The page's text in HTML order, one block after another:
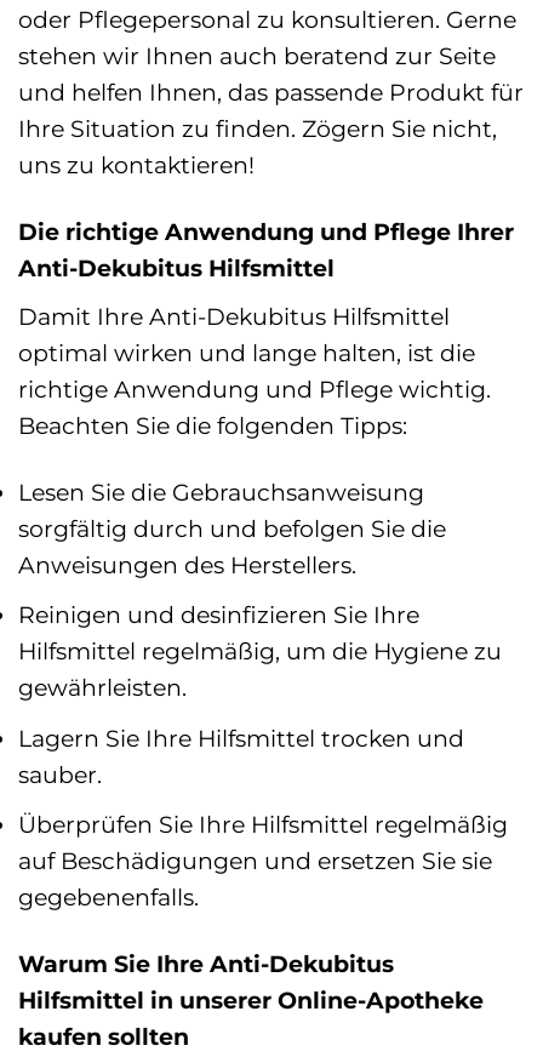
oder Pflegepersonal zu konsultieren. Gerne
stehen wir Ihnen auch beratend zur Seite
und helfen Ihnen, das passende Produkt für
Ihre Situation zu finden. Zögern Sie nicht,
uns zu kontaktieren!
Die richtige Anwendung und Pflege Ihrer
Anti-Dekubitus Hilfsmittel
Damit Ihre Anti-Dekubitus Hilfsmittel
optimal wirken und lange halten, ist die
richtige Anwendung und Pflege wichtig.
Beachten Sie die folgenden Tipps:
Lesen Sie die Gebrauchsanweisung
sorgfältig durch und befolgen Sie die
Anweisungen des Herstellers.
Reinigen und desinfizieren Sie Ihre
Hilfsmittel regelmäßig, um die Hygiene zu
gewährleisten.
Lagern Sie Ihre Hilfsmittel trocken und
sauber.
Überprüfen Sie Ihre Hilfsmittel regelmäßig
auf Beschädigungen und ersetzen Sie sie
gegebenenfalls.
Warum Sie Ihre Anti-Dekubitus
Hilfsmittel in unserer Online-Apotheke
kaufen sollten